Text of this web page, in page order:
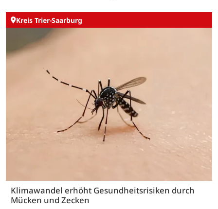
Kreis Trier-Saarburg
Klimawandel erhöht Gesundheitsrisiken durch
Mücken und Zecken